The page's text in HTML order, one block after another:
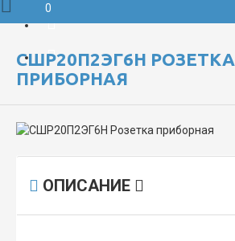
0
СШР20П2ЭГ6Н РОЗЕТКА
ПРИБОРНАЯ
ОПИСАНИЕ